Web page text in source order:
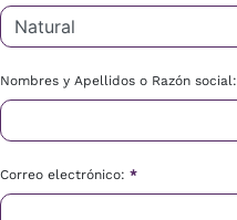
Nombres y Apellidos o Razón social:
Correo electrónico: *